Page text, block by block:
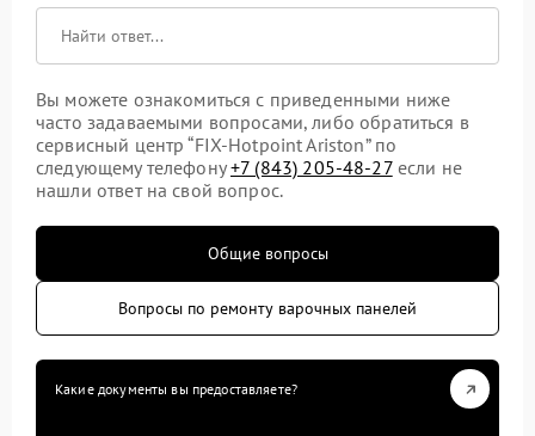
Вы можете ознакомиться с приведенными ниже
часто задаваемыми вопросами, либо обратиться в
сервисный центр “FIX-Hotpoint Ariston” по
следующему телефону+7 (843) 205-48-27если не
нашли ответ на свой вопрос.
Общие вопросы
Вопросы по ремонту варочных панелей
Какие документы вы предоставляете?